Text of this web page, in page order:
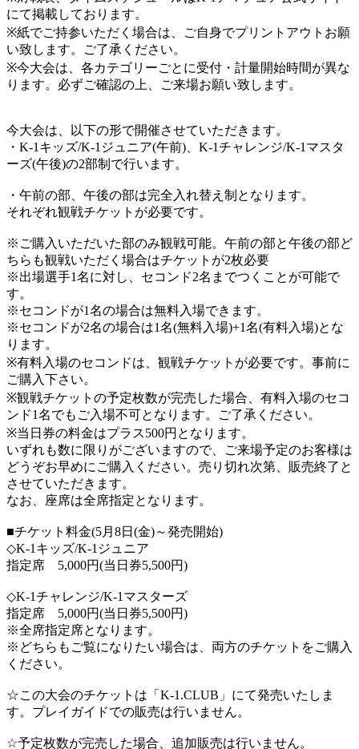
にて掲載しております。
※紙でご持参いただく場合は、ご自身でプリントアウトお願
い致します。ご了承ください。
※今大会は、各カテゴリーごとに受付・計量開始時間が異な
ります。必ずご確認の上、ご来場お願い致します。
今大会は、以下の形で開催させていただきます。
・K-1キッズ/K-1ジュニア(午前)、K-1チャレンジ/K-1マスタ
ーズ(午後)の2部制で行います。
・午前の部、午後の部は完全入れ替え制となります。
それぞれ観戦チケットが必要です。
※ご購入いただいた部のみ観戦可能。午前の部と午後の部ど
ちらも観戦いただく場合はチケットが2枚必要
※出場選手1名に対し、セコンド2名までつくことが可能で
す。
※セコンドが1名の場合は無料入場できます。
※セコンドが2名の場合は1名(無料入場)+1名(有料入場)とな
ります。
※有料入場のセコンドは、観戦チケットが必要です。事前に
ご購入下さい。
※観戦チケットの予定枚数が完売した場合、有料入場のセコ
ンド1名でもご入場不可となります。ご了承ください。
※当日券の料金はプラス500円となります。
いずれも数に限りがございますので、ご来場予定のお客様は
どうぞお早めにご購入ください。売り切れ次第、販売終了と
させていただきます。
なお、座席は全席指定となります。
■チケット料金(5月8日(金)～発売開始)
◇K-1キッズ/K-1ジュニア
指定席 5,000円(当日券5,500円)
◇K-1チャレンジ/K-1マスターズ
指定席 5,000円(当日券5,500円)
※全席指定席となります。
※どちらもご覧になりたい場合は、両方のチケットをご購入
ください。
☆この大会のチケットは「K-1.CLUB」にて発売いたしま
す。プレイガイドでの販売は行いません。
☆予定枚数が完売した場合、追加販売は行いません。